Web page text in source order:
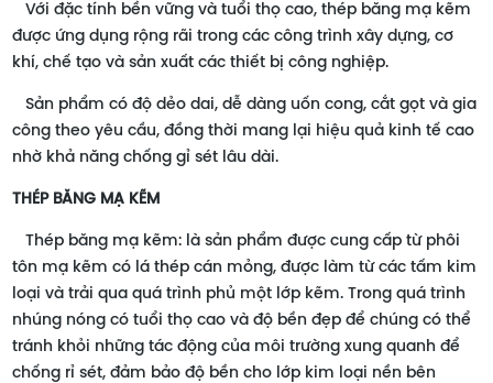
Với đặc tính bền vững và tuổi thọ cao, thép băng mạ kẽm
được ứng dụng rộng rãi trong các công trình xây dựng, cơ
khí, chế tạo và sản xuất các thiết bị công nghiệp.
Sản phẩm có độ dẻo dai, dễ dàng uốn cong, cắt gọt và gia
công theo yêu cầu, đồng thời mang lại hiệu quả kinh tế cao
nhờ khả năng chống gỉ sét lâu dài.
THÉP BĂNG MẠ KẼM
Thép băng mạ kẽm: là sản phẩm được cung cấp từ phôi
tôn mạ kẽm có lá thép cán mỏng, được làm từ các tấm kim
loại và trải qua quá trình phủ một lớp kẽm. Trong quá trình
nhúng nóng có tuổi thọ cao và độ bền đẹp để chúng có thể
tránh khỏi những tác động của môi trường xung quanh để
chống rỉ sét, đảm bảo độ bền cho lớp kim loại nền bên